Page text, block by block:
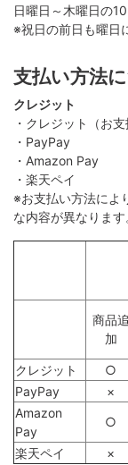
日曜日～木曜日の
※祝日の前日も曜日
支払い方法
クレジット
・クレジット（お
・PayPay
・Amazon Pay
・楽天ペイ
※お支払い方法によ
な内容が異なります
商品追
加
クレジット ○
PayPay
×
Amazon
Pay
○
楽天ペイ ×